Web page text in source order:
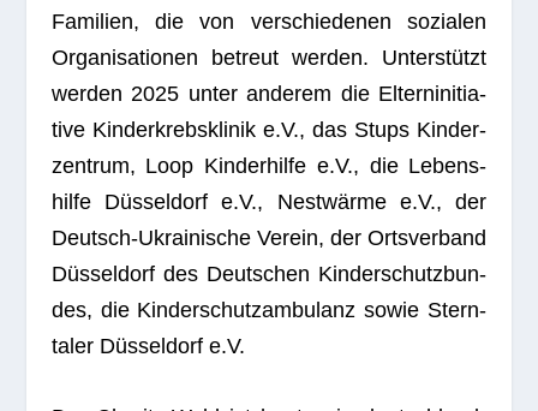
Fami­lien, die von ver­schie­de­nen sozia­len
Orga­ni­sa­tio­nen betreut wer­den. Unter­stützt
wer­den 2025 unter ande­rem die Eltern­in­itia­
tive Kin­der­krebs­kli­nik e.V., das Stups Kin­der­
zen­trum, Loop Kin­der­hilfe e.V., die Lebens­
hilfe Düs­sel­dorf e.V., Nest­wärme e.V., der
Deutsch-Ukrai­ni­sche Ver­ein, der Orts­ver­band
Düs­sel­dorf des Deut­schen Kin­der­schutz­bun­
des, die Kin­der­schutz­am­bu­lanz sowie Stern­
ta­ler Düs­sel­dorf e.V.